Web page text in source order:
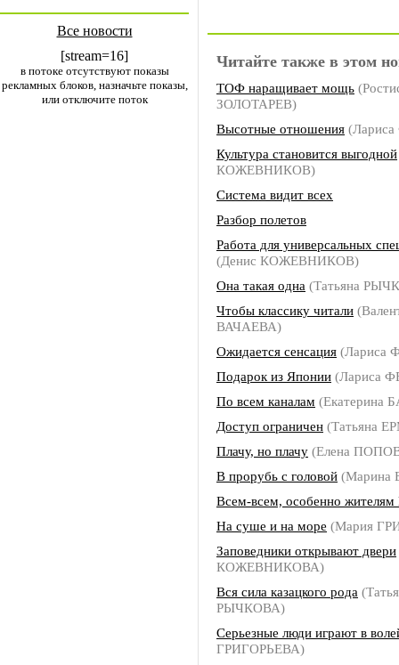
Все новости
[stream=16]
в потоке отсутствуют показы
рекламных блоков, назначьте показы,
или отключите поток
Читайте также в этом
ТОФ наращивает мощь
ЗОЛОТАРЕВ)
Высотные отношения
Культура становится выгодной
КОЖЕВНИКОВ)
Система видит всех
Разбор полетов
Работа для универсальных
(Денис КОЖЕВНИКОВ)
Она такая одна (Татьяна
Чтобы классику читали
ВАЧАЕВА)
Ожидается сенсация
Подарок из Японии (Лариса
По всем каналам (Екатерина
Доступ ограничен (Татьяна
Плачу, но плачу (Елена
В прорубь с головой
Всем-всем, особенно жителям
На суше и на море (Мария
Заповедники открывают двери
КОЖЕВНИКОВА)
Вся сила казацкого рода
РЫЧКОВА)
Серьезные люди играют в
ГРИГОРЬЕВА)